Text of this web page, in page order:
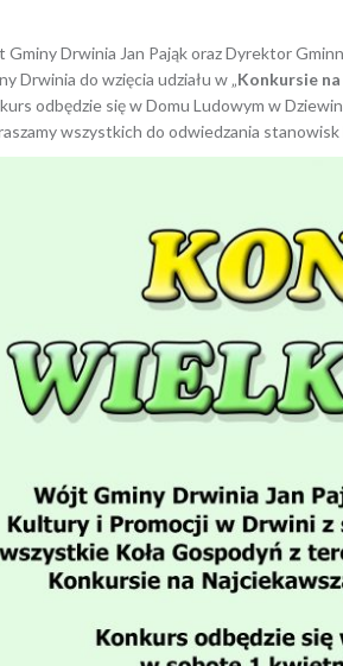
Gminy Drwinia Jan Pająk oraz Dyrektor
Drwinia do wzięcia udziału w „Konkursie
odbędzie się w Domu Ludowym w
wszystkich do odwiedzania